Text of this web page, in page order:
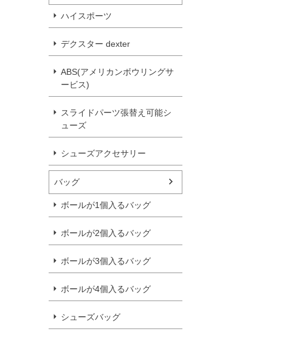
ハイスポーツ
デクスター dexter
ABS(アメリカンボウリングサ
ービス)
スライドパーツ張替え可能シ
ューズ
シューズアクセサリー
バッグ
ボールが1個入るバッグ
ボールが2個入るバッグ
ボールが3個入るバッグ
ボールが4個入るバッグ
シューズバッグ